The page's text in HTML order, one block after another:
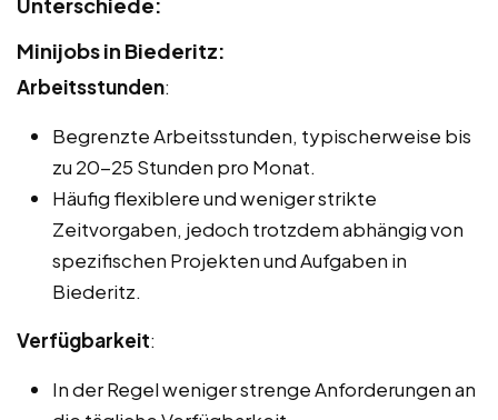
Minijobs in Biederitz:
Arbeitsstunden:
Begrenzte Arbeitsstunden, typischerweise bis
zu 20-25 Stunden pro Monat.
Häufig flexiblere und weniger strikte
Zeitvorgaben, jedoch trotzdem abhängig von
spezifischen Projekten und Aufgaben in
Biederitz.
Verfügbarkeit:
In der Regel weniger strenge Anforderungen an